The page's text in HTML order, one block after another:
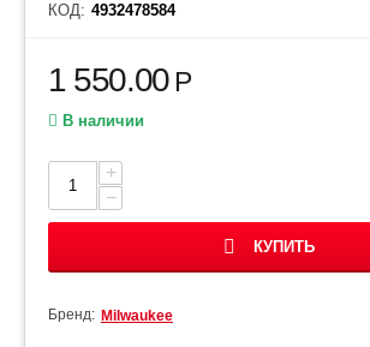
КОД: 4932478584
1 550.00Р
В наличии
+
−
КУПИТЬ
Бренд: Milwaukee